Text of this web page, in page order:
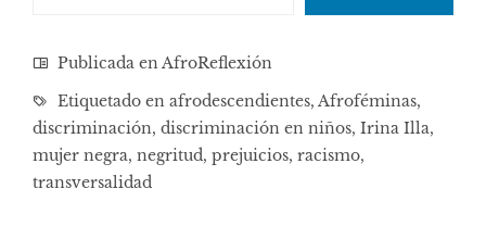
Publicada enAfroReflexión
Etiquetado en afrodescendientes, Afroféminas,
discriminación, discriminación en niños, Irina Illa,
mujer negra, negritud, prejuicios, racismo,
transversalidad